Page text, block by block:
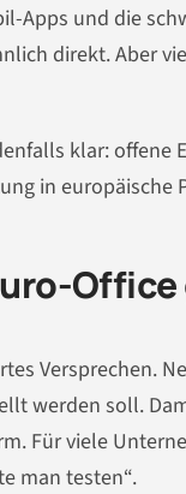
Apps und die
direkt. Aber
klar: offene
in
Versprechen.
werden soll.
Für viele
man testen“.